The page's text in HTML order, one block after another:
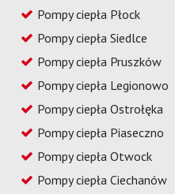
Pompy ciepła Płock
Pompy ciepła Siedlce
Pompy ciepła Pruszków
Pompy ciepła Legionowo
Pompy ciepła Ostrołęka
Pompy ciepła Piaseczno
Pompy ciepła Otwock
Pompy ciepła Ciechanów